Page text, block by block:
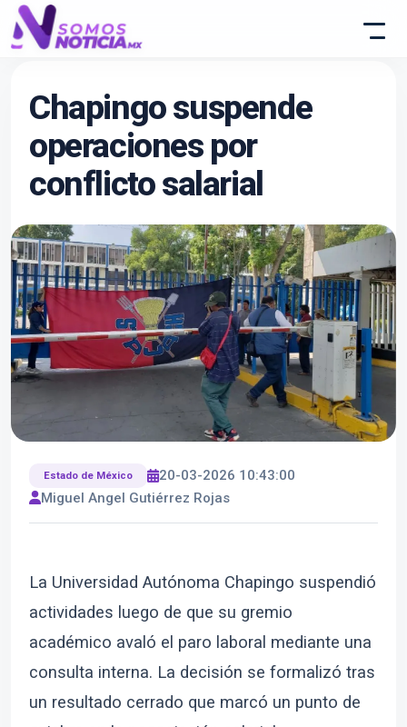
Chapingo suspende
operaciones por
conflicto salarial
Estado de México
20-03-2026 10:43:00
Miguel Angel Gutiérrez Rojas
La Universidad Autónoma Chapingo suspendió
actividades luego de que su gremio
académico avaló el paro laboral mediante una
consulta interna. La decisión se formalizó tras
un resultado cerrado que marcó un punto de